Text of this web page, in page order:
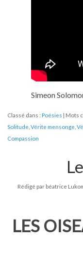
Simeon
Classé dans : Poésies Mots
Solitude Vérite mensonge
Compassion
Rédigé par béatrice
LES